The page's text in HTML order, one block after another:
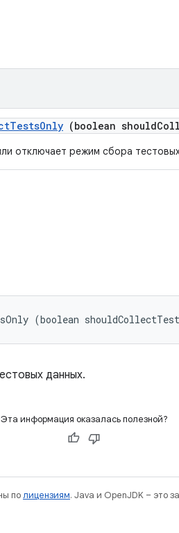
TestsOnly (boolean should
отключает режим сбора
(boolean
данных.
Эта информация оказалась полезной?
полицензиям. Java и OpenJDK – это